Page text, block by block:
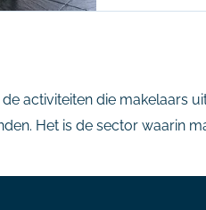
activiteiten die makelaars
Het is de sector waarin